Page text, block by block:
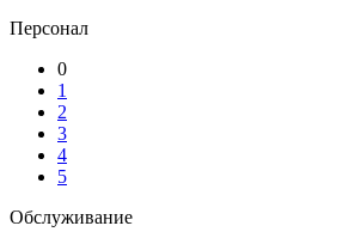
Персонал
0
1
2
3
4
5
Обслуживание